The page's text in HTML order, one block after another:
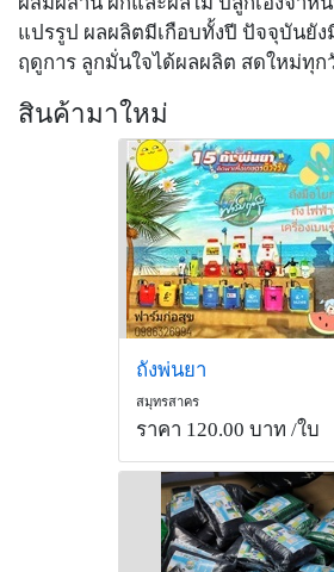
แปรรูป ผลผลิตมีเกือบทั้งปี ปัจจุบันยัง
ฤดูการ ลูกมั่นใจได้ผลผลิต สดใหม่ทุก
สินค้ามาใหม่
ถังพ่นยา
สมุทรสาคร
ราคา 120.00 บาท /ใบ